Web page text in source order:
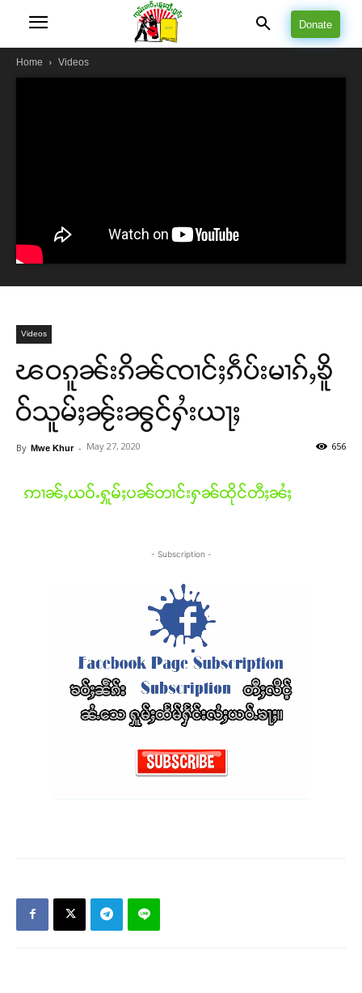
Donate
Home Videos
Videos
ၽဝၵူၼ်းၵိၼ်ၸၢင်ႈၵဵပ်းမၢၵ်ႇၶိူ
ဝ်သူမ်ႈၼႂ်းၼွင်ႁႆးယႃႈ
By Mwe Khur - May 27, 2020 656
ဢၢၼ်ႇယဝ်ႉႁူမ်ႈပၼ်တၢင်းႁၼ်ထိုင်တီႈၼႆႈ
- Subscription -